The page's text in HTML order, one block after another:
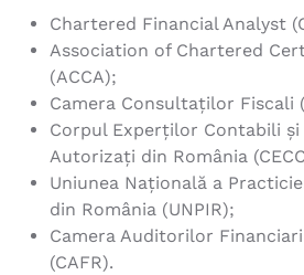
Chartered Financial Analyst
Association of Chartered
(ACCA);
Camera Consultaţilor Fiscali
Corpul Experților Contabili
Autorizați din România
Uniunea Națională a
din România (UNPIR);
Camera Auditorilor
(CAFR).